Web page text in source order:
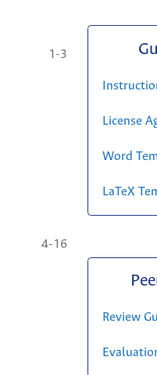
1-3
4-16
License
Word
LaTeX
Review